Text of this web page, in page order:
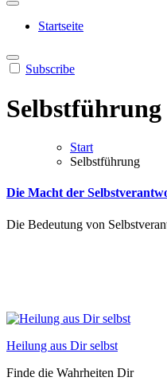
Startseite
Subscribe
Selbstführung
Start
Selbstführung
Die Macht der
Die Bedeutung von
Heilung aus Dir selbst
Finde die Wahrheiten Dir